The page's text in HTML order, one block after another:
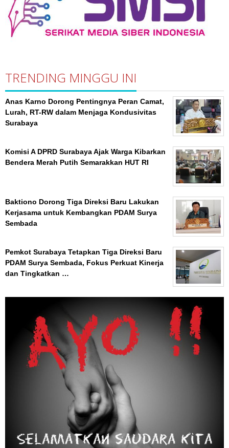
TRENDING MINGGU INI
Anas Karno Dorong Pentingnya Peran Camat,
Lurah, RT-RW dalam Menjaga Kondusivitas
Surabaya
Komisi A DPRD Surabaya Ajak Warga Kibarkan
Bendera Merah Putih Semarakkan HUT RI
Baktiono Dorong Tiga Direksi Baru Lakukan
Kerjasama untuk Kembangkan PDAM Surya
Sembada
Pemkot Surabaya Tetapkan Tiga Direksi Baru
PDAM Surya Sembada, Fokus Perkuat Kinerja
dan Tingkatkan …